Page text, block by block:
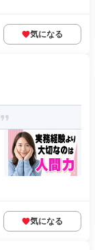
気になる
気になる